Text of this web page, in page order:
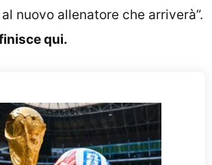
nuovo allenatore che arriverà”.
qui.